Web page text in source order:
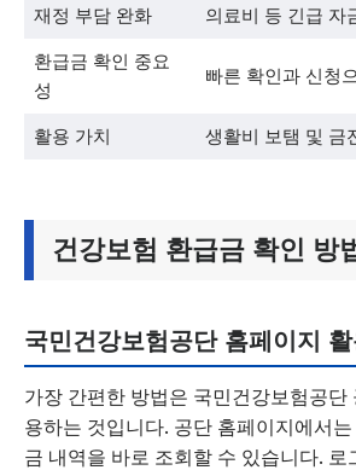
재정 부담 완화 의료비 등 긴급 자
환급금 확인 중요
성
빠른 확인과 신청
활용 가치 생활비 보탬 및 금
건강보험 환급금 확인 방
국민건강보험공단 홈페이지
가장 간편한 방법은 국민건강보험공단
용하는 것입니다. 공단 홈페이지에서
금 내역을 바로 조회할 수 있습니다. 로